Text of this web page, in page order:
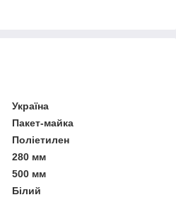
Україна
Пакет-майка
Поліетилен
280 мм
500 мм
Білий